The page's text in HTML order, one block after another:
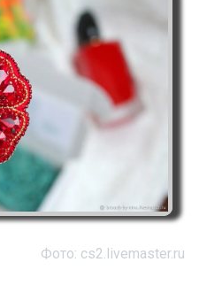
Фото: cs2.livemaster.ru